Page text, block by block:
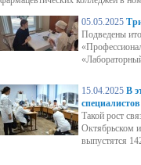
05.05.2025
Подведены
15.04.2025 В
специалистов
Такой рост
Октябрьском
выпустятся